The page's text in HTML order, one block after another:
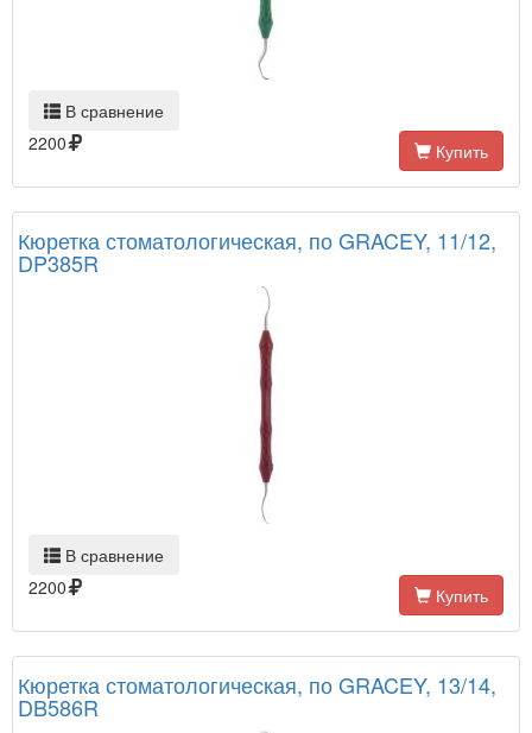
В сравнение
2200
Купить
Кюретка стоматологическая, по GRACEY, 11/12,
DP385R
В сравнение
2200
Купить
Кюретка стоматологическая, по GRACEY, 13/14,
DB586R